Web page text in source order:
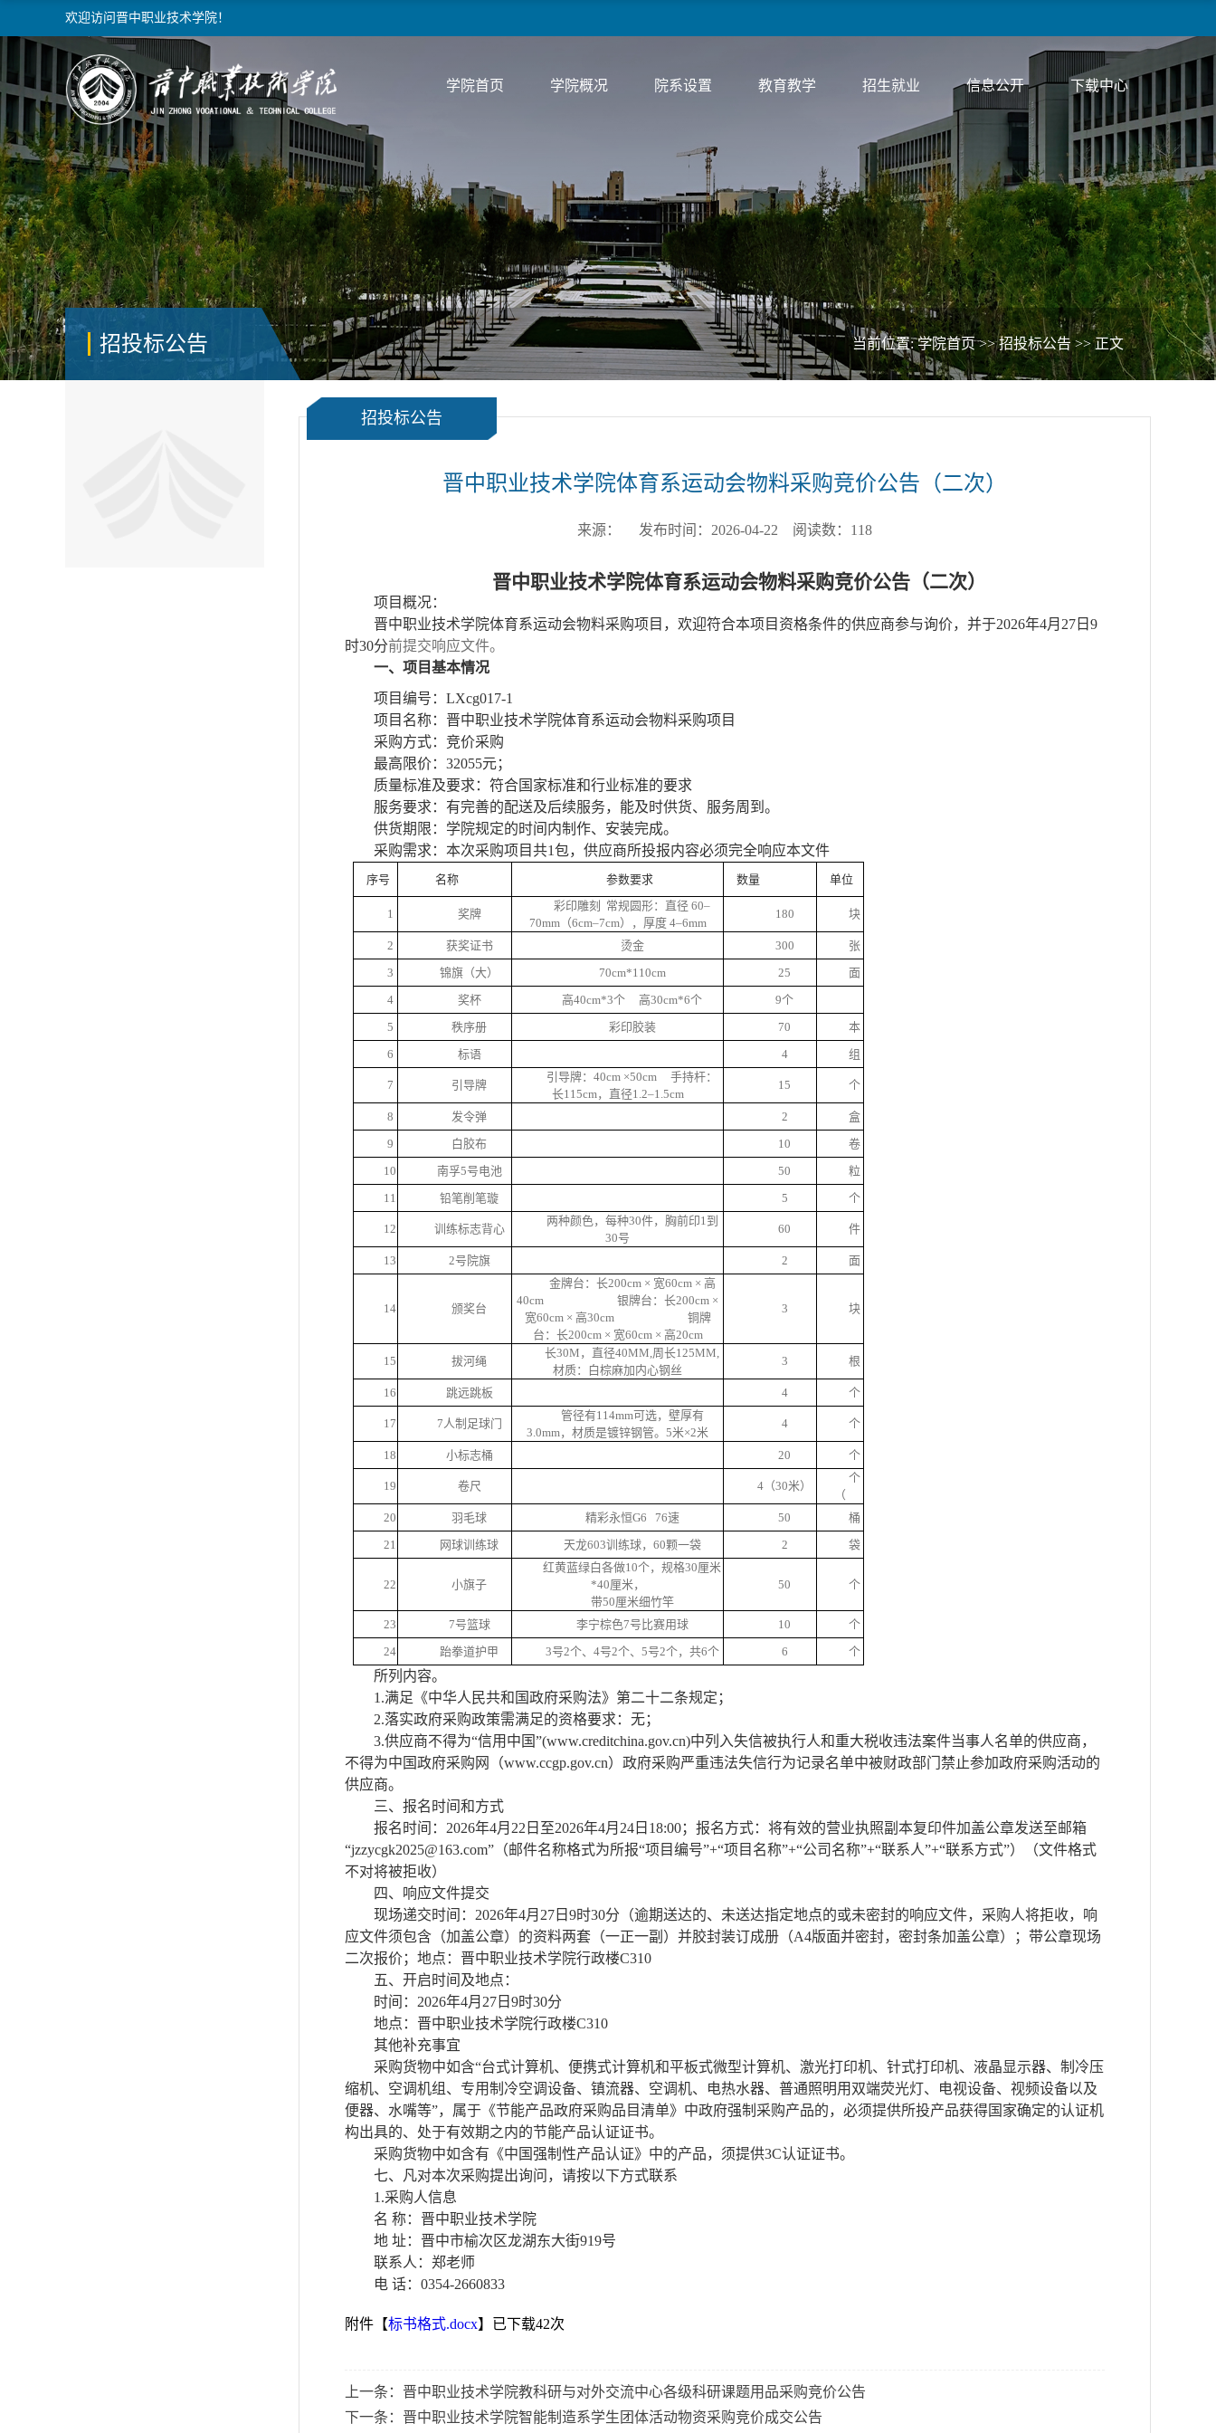
欢迎访问晋中职业技术学院！
学院首页 学院概况 院系设置 教育教学 招生就业 信息公开 下载中心
招投标公告 当前位置:学院首页>>招投标公告 >> 正文
招投标公告
晋中职业技术学院体育系运动会物料采购竞价公告（二次）
来源： 发布时间：2026-04-22 阅读数： 118
晋中职业技术学院体育系运动会物料采购竞价公告 （二次）
项目概况：
晋中职业技术学院体育系运动会物料采购项目，欢迎符合本项目资格条件的供应商参与询价，并于2026年4月 27 日 9
时30分前提交响应文件。
一、项目基本情况
项目编号： LXcg017-1
项目名称： 晋中职业技术学院体育系运动会物料采购项目
采购方式：竞价采购
最高限价： 32055元；
质量标准及要求：符合国家标准和行业标准的要求
服务要求：有完善的配送及后续服务，能及时供货、服务周到。
供货期限：学院规定的时间内制作、安装完成。
采购需求：本次采购项目共1包，供应商所投报内容必须完全响应本文件
序号 名称 参数要求 数量 单位
1 奖牌
彩印雕刻 常规圆形：直径 60–
70mm（6cm–7cm），厚度 4–6mm
180 块
2 获奖证书 烫金 300
张
3
锦旗（大） 70cm*110cm 25
面
4
奖杯 高40cm*3个 高30cm*6个
9个
5
秩序册 彩印胶装 70
本
6
标语 4 组
7 引导牌
引导牌： 40cm ×50cm 手持杆：
长115cm，直径1.2–1.5cm
15 个
8 发令弹 2
盒
9
白胶布 10
卷
10
南孚5号电池 50
粒
11
铅笔削笔璇 5 个
12 训练标志背心
两种颜色，每种30件，胸前印1到
30号
60 件
13 2号院旗 2 面
14 颁奖台
金牌台：长200cm × 宽60cm × 高
40cm 银牌台：长200cm ×
宽60cm × 高30cm 铜牌
台：长200cm × 宽60cm × 高20cm
3 块
15 拔河绳
长30M，直径40MM,周长125MM,
材质：白棕麻加内心钢丝
3 根
16 跳远跳板 4 个
17 7人制足球门
管径有114mm可选，壁厚有
3.0mm，材质是镀锌钢管。5米×2米
4 个
18 小标志桶 20 个
19 卷尺 4 （30米）
个
（
20
羽毛球 精彩永恒G6 76速 50
桶
21
网球训练球 天龙603训练球，60颗一袋 2 袋
22 小旗子
红黄蓝绿白各做10个，规格30厘米
*40厘米，
带50厘米细竹竿
50 个
23 7号篮球 李宁棕色7号比赛用球 10
个
24
跆拳道护甲 3号2个、4号2个、5号2个，共6个 6 个
所列内容。
1.满足《中华人民共和国政府采购法》第二十二条规定；
2.落实政府采购政策需满足的资格要求：无；
3.供应商不得为“信用中国”(www.creditchina.gov.cn)中列入失信被执行人和重大税收违法案件当事人名单的供应商，
不得为中国政府采购网（www.ccgp.gov.cn）政府采购严重违法失信行为记录名单中被财政部门禁止参加政府采购活动的
供应商。
三、报名时间和方式
报名时间： 2026年4月22日至2026年4月24日18:00；报名方式：将有效的营业执照副本复印件加盖公章发送至邮箱
“jzzycgk2025@163.com”（邮件名称格式为所报“项目编号”+“项目名称”+“公司名称”+“联系人”+“联系方式”）（文件格式
不对将被拒收）
四、响应文件提交
现场递交时间： 2026年4月27日9时30分（逾期送达的、未送达指定地点的或未密封的响应文件，采购人将拒收，响
应文件须包含（加盖公章）的资料两套（一正一副）并胶封装订成册（A4版面并密封，密封条加盖公章）；带公章现场
二次报价；地点：晋中职业技术学院行政楼C310
五、开启时间及地点：
时间： 2026年4月27日9时30分
地点：晋中职业技术学院行政楼C310
其他补充事宜
采购货物中如含“台式计算机、便携式计算机和平板式微型计算机、激光打印机、针式打印机、液晶显示器、制冷压
缩机、空调机组、专用制冷空调设备、镇流器、空调机、电热水器、普通照明用双端荧光灯、电视设备、视频设备以及
便器、水嘴等”，属于《节能产品政府采购品目清单》中政府强制采购产品的，必须提供所投产品获得国家确定的认证机
构出具的、处于有效期之内的节能产品认证证书。
采购货物中如含有《中国强制性产品认证》中的产品，须提供3C认证证书。
七、凡对本次采购提出询问，请按以下方式联系
1.采购人信息
名 称：晋中职业技术学院
地 址：晋中市榆次区龙湖东大街919号
联系人：郑老师
电 话：0354-2660833
附件【标书格式.docx】已下载42次
上一条： 晋中职业技术学院教科研与对外交流中心各级科研课题用品采购竞价公告
下一条： 晋中职业技术学院智能制造系学生团体活动物资采购竞价成交公告